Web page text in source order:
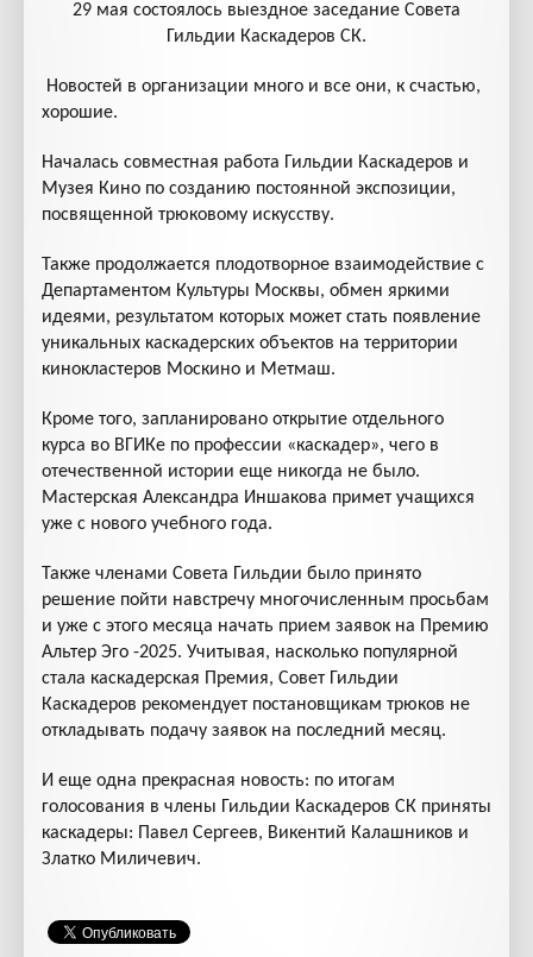
29 мая состоялось выездное заседание Совета
Гильдии Каскадеров СК.
Новостей в организации много и все они, к счастью,
хорошие.
Началась совместная работа Гильдии Каскадеров и
Музея Кино по созданию постоянной экспозиции,
посвященной трюковому искусству.
Также продолжается плодотворное взаимодействие с
Департаментом Культуры Москвы, обмен яркими
идеями, результатом которых может стать появление
уникальных каскадерских объектов на территории
кинокластеров Москино и Метмаш.
Кроме того, запланировано открытие отдельного
курса во ВГИКе по профессии «каскадер», чего в
отечественной истории еще никогда не было.
Мастерская Александра Иншакова примет учащихся
уже с нового учебного года.
Также членами Совета Гильдии было принято
решение пойти навстречу многочисленным просьбам
и уже с этого месяца начать прием заявок на Премию
Альтер Эго -2025. Учитывая, насколько популярной
стала каскадерская Премия, Совет Гильдии
Каскадеров рекомендует постановщикам трюков не
откладывать подачу заявок на последний месяц.
И еще одна прекрасная новость: по итогам
голосования в члены Гильдии Каскадеров СК приняты
каскадеры: Павел Сергеев, Викентий Калашников и
Златко Миличевич.